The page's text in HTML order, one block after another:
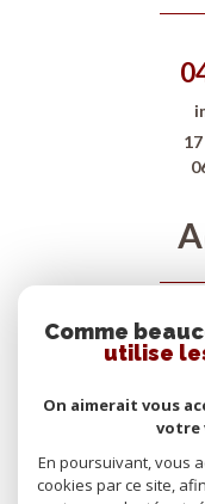
© 2026 | Tous
Site
Comme
utilise
On aimerait vous
votre
En poursuivant, vous
cookies par ce site,